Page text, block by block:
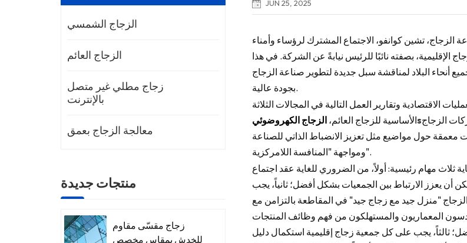
JUN 25, 2025
الزجاج، تشين كوانفو، الاجتماع المشترك لرؤساء وأمناء
الإقليمية، بصفته نائبًا للرئيس نيابةً عن الشركة. في هذا
أنحاء البلاد لمناقشة سبل جديدة لتطوير صناعة الزجاج
بجودة عالية.
الاقتصادية وتقارير العمل التالية في المجالات الثلاثة
الأساسية للزجاج العائم،الزجاج الكهروضوئي sالزجاج
معمقة حول مواضيع مثل تعزيز الانضباط الذاتي للصناعة
ومواجهة "المنافسة اللامركزية".
ثلاث مهام رئيسية: أولاً، من الضروري للغاية عقد اجتماع
أن يعزز الارتباط بين الجمعيات بشكل أفضل؛ ثانياً، يجب
"منزل جيد مع زجاج جيد" في المقاطعة بالتزامن مع
المعماريون والمستهلكون من فهم وظائف المنتجات
ثالثاً، يجب على كل جمعية زجاج إقليمية استكمال دليل
الزجاج الشمسي
الزجاج العائم
زجاج مطلي غير متصل
بالإنترنت
معالجة الزجاج بعمق
منتجات جديدة
زجاج مقسّى مقاوم
للخدش بمقاس مخصص